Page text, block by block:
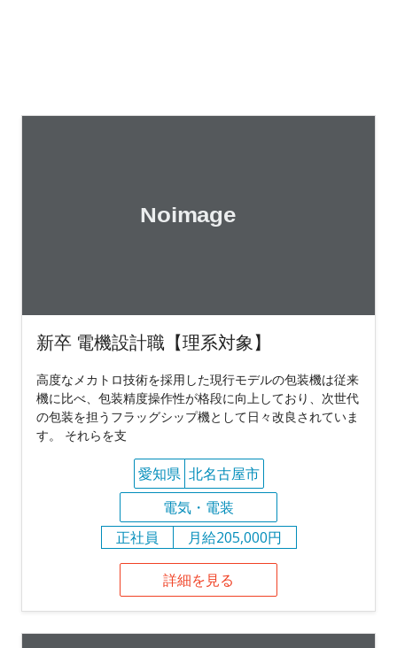
新卒 電機設計職【理系対象】
高度なメカトロ技術を採用した現行モデルの包装機は従来
機に比べ、包装精度操作性が格段に向上しており、次世代
の包装を担うフラッグシップ機として日々改良されていま
す。 それらを支
愛知県 北名古屋市
電気・電装
正社員
月給205,000円
詳細を見る